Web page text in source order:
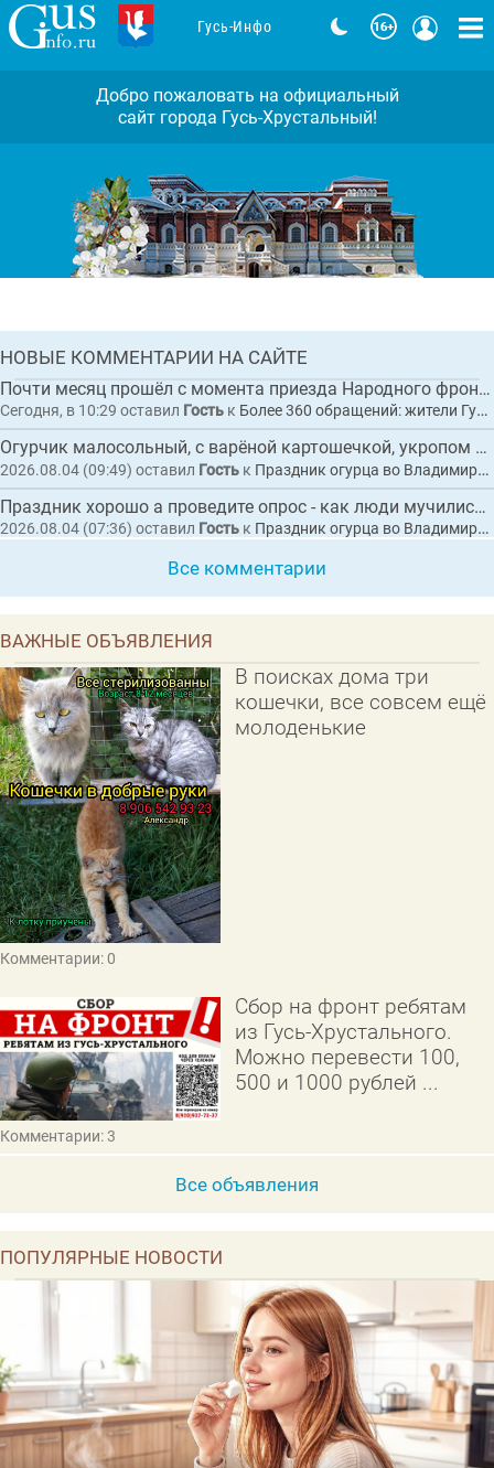
ГЛАВНАЯНОВОСТЬ
Во Владимирской области дали старт
грантовому туристическому проекту
«Лесные уроки Мещеры»
НОВЫЕ КОММЕНТАРИИ НА САЙТЕ
Почти месяц прошёл с момента приезда Народного фронта , яму заделали 5.08.26 сле...
Сегодня, в 10:29 оставил Гость к Более 360 обращений: жители Гусь-Хрустального пожаловались Президенту на разбитые дороги
Огурчик малосольный, с варёной картошечкой, укропом и сливочным маслицем "Суздал...
2026.08.04 (09:49) оставил Гость к Праздник огурца во Владимирской области собрал рекордные 20 тысяч гостей
Праздник хорошо а проведите опрос - как люди мучились с автобусами
2026.08.04 (07:36) оставил Гость к Праздник огурца во Владимирской области собрал рекордные 20 тысяч гостей
Все комментарии
ВАЖНЫЕ ОБЪЯВЛЕНИЯ
В поисках дома три
кошечки, все совсем ещё
молоденькие
Комментарии: 0
Сбор на фронт ребятам
из Гусь-Хрустального.
Можно перевести 100,
500 и 1000 рублей ...
Комментарии: 3
Все объявления
ПОПУЛЯРНЫЕ НОВОСТИ
Гусь-Инфо
Добро пожаловать на официальный
сайт города Гусь-Хрустальный!